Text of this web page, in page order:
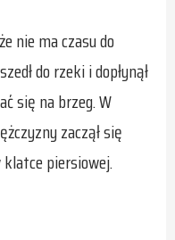
nie ma czasu do
do rzeki i dopłynął
się na brzeg. W
zaczął się
klatce piersiowej.